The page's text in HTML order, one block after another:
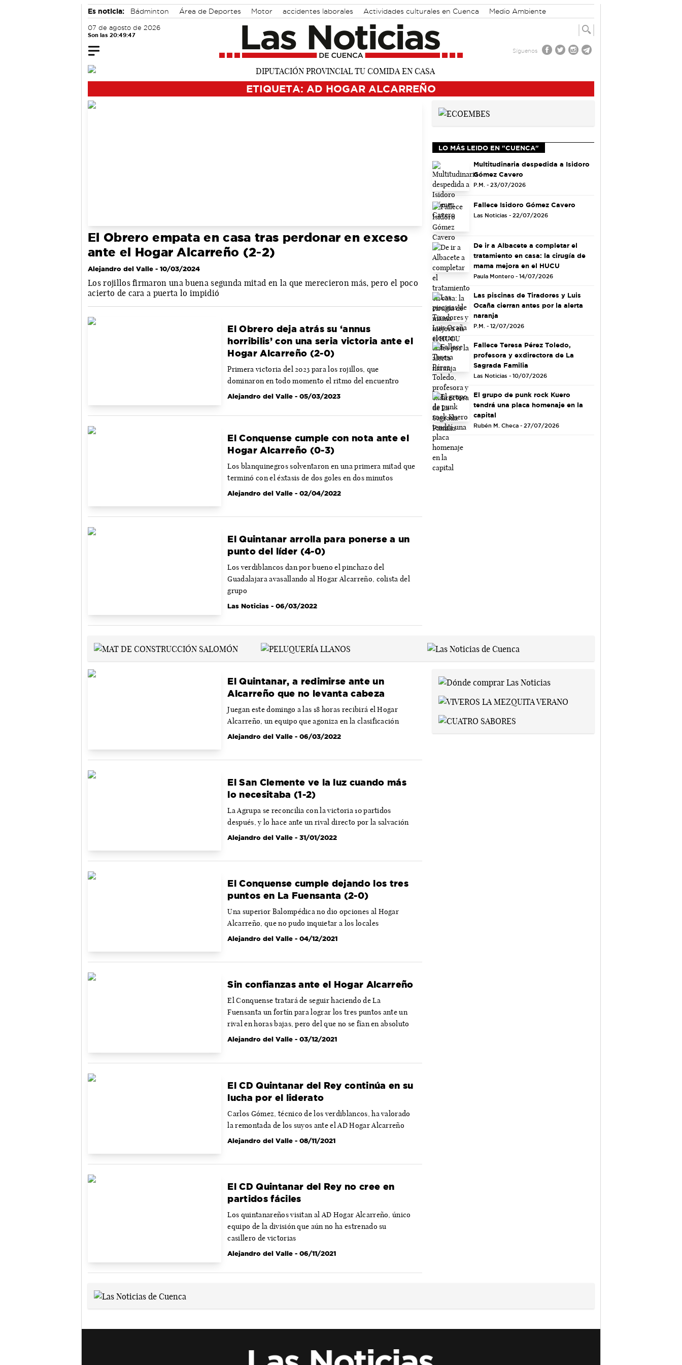
Es noticia: Bádminton Área de Deportes Motor accidentes laborales Actividades culturales en Cuenca
Medio Ambiente
07 de agosto de 2026
Son las 20:49:48
Síguenos
ETIQUETA: AD HOGAR ALCARREÑO
El Obrero empata en casa tras perdonar en exceso
ante el Hogar Alcarreño (2-2)
Alejandro del Valle - 10/03/2024
Los rojillos firmaron una buena segunda mitad en la que merecieron más, pero el poco
acierto de cara a puerta lo impidió
El Obrero deja atrás su ‘annus
horribilis’ con una seria victoria ante el
Hogar Alcarreño (2-0)
Primera victoria del 2023 para los rojillos, que
dominaron en todo momento el ritmo del encuentro
Alejandro del Valle - 05/03/2023
El Conquense cumple con nota ante el
Hogar Alcarreño (0-3)
Los blanquinegros solventaron en una primera mitad que
terminó con el éxtasis de dos goles en dos minutos
Alejandro del Valle - 02/04/2022
El Quintanar arrolla para ponerse a un
punto del líder (4-0)
Los verdiblancos dan por bueno el pinchazo del
Guadalajara avasallando al Hogar Alcarreño, colista del
grupo
Las Noticias - 06/03/2022
LO MÁS LEIDO EN "CUENCA"
Multitudinaria despedida a Isidoro
Gómez Cavero
P.M. - 23/07/2026
Fallece Isidoro Gómez Cavero
Las Noticias - 22/07/2026
De ir a Albacete a completar el
tratamiento en casa: la cirugía de
mama mejora en el HUCU
Paula Montero - 14/07/2026
Las piscinas de Tiradores y Luis
Ocaña cierran antes por la alerta
naranja
P.M. - 12/07/2026
Fallece Teresa Pérez Toledo,
profesora y exdirectora de La
Sagrada Familia
Las Noticias - 10/07/2026
El grupo de punk rock Kuero
tendrá una placa homenaje en la
capital
Rubén M. Checa - 27/07/2026
El Quintanar, a redimirse ante un
Alcarreño que no levanta cabeza
Juegan este domingo a las 18 horas recibirá el Hogar
Alcarreño, un equipo que agoniza en la clasificación
Alejandro del Valle - 06/03/2022
El San Clemente ve la luz cuando más
lo necesitaba (1-2)
La Agrupa se reconcilia con la victoria 10 partidos
después, y lo hace ante un rival directo por la salvación
Alejandro del Valle - 31/01/2022
El Conquense cumple dejando los tres
puntos en La Fuensanta (2-0)
Una superior Balompédica no dio opciones al Hogar
Alcarreño, que no pudo inquietar a los locales
Alejandro del Valle - 04/12/2021
Sin confianzas ante el Hogar Alcarreño
El Conquense tratará de seguir haciendo de La
Fuensanta un fortín para lograr los tres puntos ante un
rival en horas bajas, pero del que no se fían en absoluto
Alejandro del Valle - 03/12/2021
El CD Quintanar del Rey continúa en su
lucha por el liderato
Carlos Gómez, técnico de los verdiblancos, ha valorado
la remontada de los suyos ante el AD Hogar Alcarreño
Alejandro del Valle - 08/11/2021
El CD Quintanar del Rey no cree en
partidos fáciles
Los quintanareños visitan al AD Hogar Alcarreño, único
equipo de la división que aún no ha estrenado su
casillero de victorias
Alejandro del Valle - 06/11/2021